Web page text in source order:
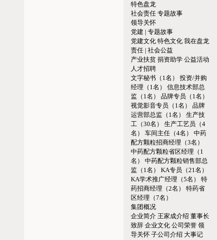
特色盘龙
社会责任 专题故事
领导关怀
党建 | 专题故事
党建文化 特色文化 我在盘龙
责任 | 社会公益
产业扶贫 捐资助学 公益活动
人才招聘
文字秘书（1名）
投资/并购
经理（1名）
信息技术部总
监（1名）
品牌专员（1名）
视觉影音专员（1名）
品牌
运营部总监（1名）
生产技
工（30名）
生产工艺员（4
名）
车间主任（4名）
中药
配方颗粒招商经理（3名）
中药配方颗粒省区经理（1
名）
中药配方颗粒销售部总
监（1名）
KA专员（21名）
KA学术推广经理（5名）
特
药招商经理（2名）
特药省
区经理（7名）
集团概况
企业简介 王家成介绍 董事长
致辞 企业文化 公司荣誉 领
导关怀 子公司介绍 大事记